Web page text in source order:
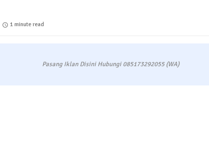
1 minute read
Pasang Iklan Disini Hubungi 085173292055 (WA)